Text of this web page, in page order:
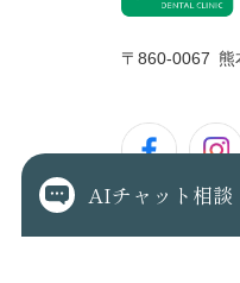
〒860-0067 熊
AIチャット相談